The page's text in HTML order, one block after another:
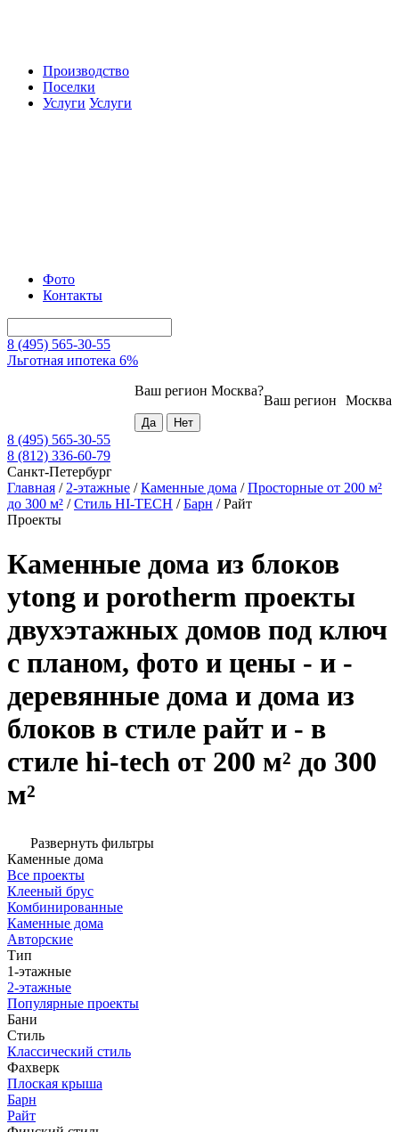
Производство
Поселки
Услуги Услуги
Фото
Контакты
8 (495) 565-30-55
Льготная ипотека 6%
Москва
Ваш регион
Ваш регион Москва?
8 (495) 565-30-55
8 (812) 336-60-79
Санкт-Петербург
Главная / 2-этажные /Каменные дома /Просторные от 200 м²
до 300 м² /Стиль HI-TECH /Барн /Райт
Проекты
Каменные дома из блоков
ytong и porotherm проекты
двухэтажных домов под ключ
с планом, фото и цены - и -
деревянные дома и дома из
блоков в стиле райт и - в
стиле hi-tech от 200 м² до 300
м²
Развернуть фильтры
Каменные дома
Все проекты
Клееный брус
Комбинированные
Каменные дома
Авторские
Тип
1-этажные
2-этажные
Популярные проекты
Бани
Стиль
Классический стиль
Фахверк
Плоская крыша
Барн
Райт